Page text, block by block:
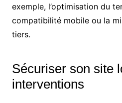
exemple, l’optimisation du
compatibilité mobile ou la
tiers.
Sécuriser son site
interventions